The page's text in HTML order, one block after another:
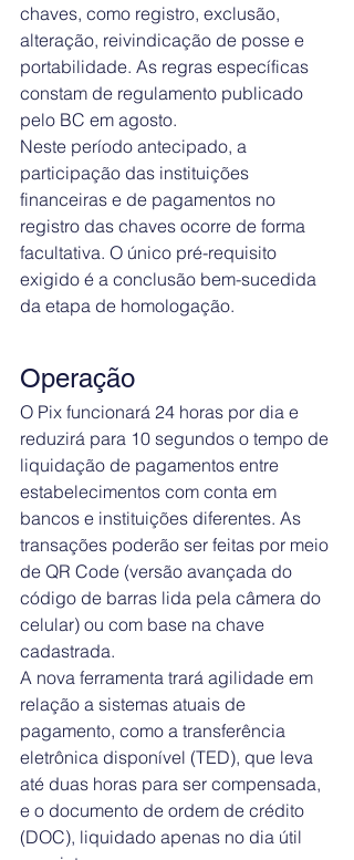
chaves, como registro, exclusão,
alteração, reivindicação de posse e
portabilidade. As regras específicas
constam de regulamento publicado
pelo BC em agosto.
Neste período antecipado, a
participação das instituições
financeiras e de pagamentos no
registro das chaves ocorre de forma
facultativa. O único pré-requisito
exigido é a conclusão bem-sucedida
da etapa de homologação.
Operação
O Pix funcionará 24 horas por dia e
reduzirá para 10 segundos o tempo de
liquidação de pagamentos entre
estabelecimentos com conta em
bancos e instituições diferentes. As
transações poderão ser feitas por meio
de QR Code (versão avançada do
código de barras lida pela câmera do
celular) ou com base na chave
cadastrada.
A nova ferramenta trará agilidade em
relação a sistemas atuais de
pagamento, como a transferência
eletrônica disponível (TED), que leva
até duas horas para ser compensada,
e o documento de ordem de crédito
(DOC), liquidado apenas no dia útil